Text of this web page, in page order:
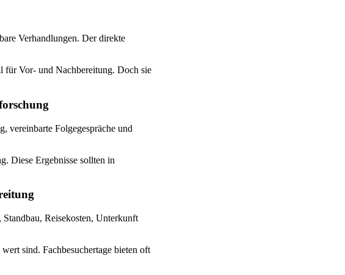
Verhandlungen. Der direkte
für Vor- und Nachbereitung. Doch sie
vereinbarte Folgegespräche und
Diese Ergebnisse sollten in
Reisekosten, Unterkunft
sind. Fachbesuchertage bieten oft